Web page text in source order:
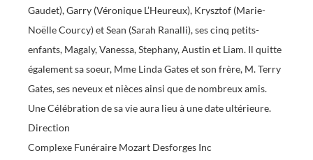
Gaudet), Garry (Véronique L’Heureux), Krysztof (Marie-
Noëlle Courcy) et Sean (Sarah Ranalli), ses cinq petits-
enfants, Magaly, Vanessa, Stephany, Austin et Liam. Il quitte
également sa soeur, Mme Linda Gates et son frère, M. Terry
Gates, ses neveux et nièces ainsi que de nombreux amis.
Une Célébration de sa vie aura lieu à une date ultérieure.
Direction
Complexe Funéraire Mozart Desforges Inc